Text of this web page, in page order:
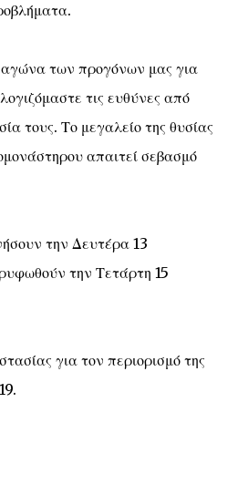
αγώνα των προγόνων μας για
τις ευθύνες από
τους. Το μεγαλείο της θυσίας
απαιτεί σεβασμό
την Δευτέρα 13
την Τετάρτη 15
για τον περιορισμό της